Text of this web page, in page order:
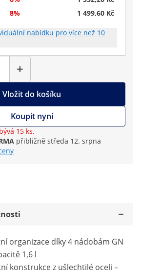
8% 1 499,60 Kč
nabídku pro více než 10
+
Vložit do košíku
Koupit nyní
15 ks.
přibližně středa 12. srpna
organizace díky 4 nádobám GN
1,6 l
konstrukce z ušlechtilé oceli –